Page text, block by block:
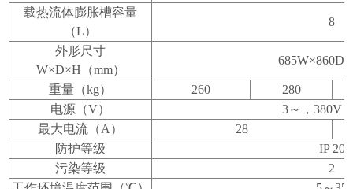
载热流体膨胀槽容量
（L）
8
外形尺寸
W×D×H （mm）
重量（kg） 260
280
电源（V） 3～， 380V
最大电流（A ）
28
防护等级
IP 20
污染等级
2